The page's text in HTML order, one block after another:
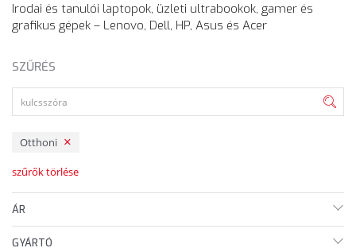
Irodai és tanulói laptopok, üzleti ultrabookok, gamer és
grafikus gépek – Lenovo, Dell, HP, Asus és Acer
SZŰRÉS
Otthoni
szűrők törlése
ÁR
GYÁRTÓ